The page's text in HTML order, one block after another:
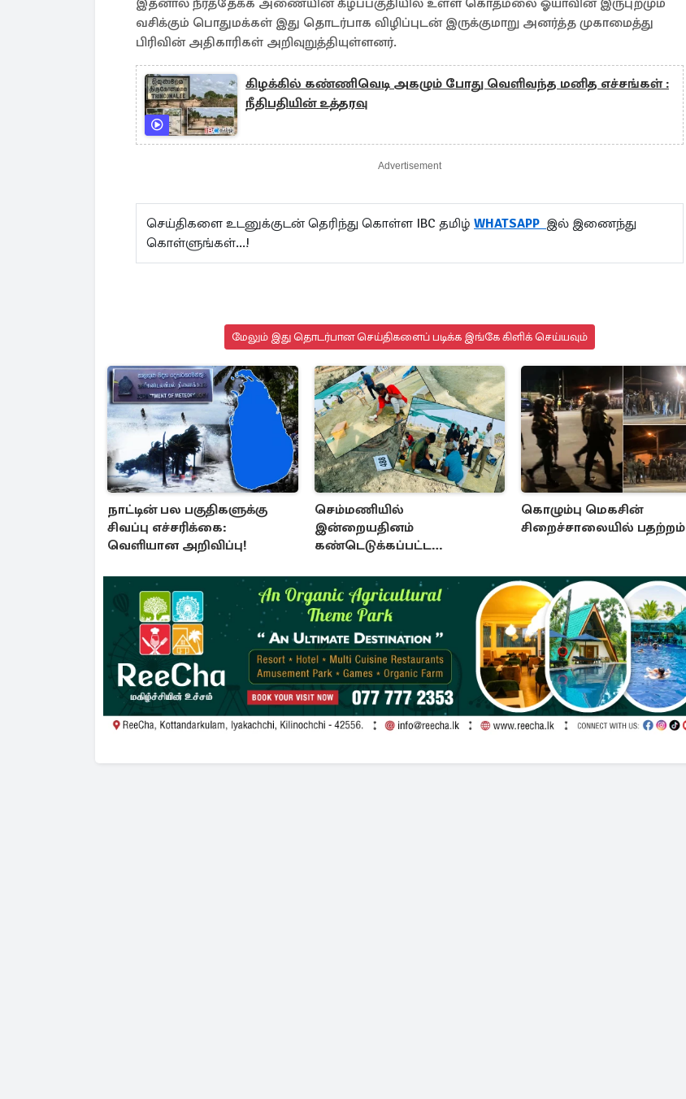
இதனால் நீர்த்தேக்க அணையின் கீழ்ப்பகுதியில் உள்ள கொத்மலை ஓயாவின் இருபுறமும்
வசிக்கும் பொதுமக்கள் இது தொடர்பாக விழிப்புடன் இருக்குமாறு அனர்த்த முகாமைத்து
பிரிவின் அதிகாரிகள் அறிவுறுத்தியுள்ளனர்.
கிழக்கில் கண்ணிவெடி அகழும் போது வெளிவந்த மனித எச்சங்கள் :
நீதிபதியின் உத்தரவு
Advertisement
செய்திகளை உடனுக்குடன் தெரிந்து கொள்ள IBC தமிழ் WHATSAPP இல் இணைந்து
கொள்ளுங்கள்...!
மேலும் இது தொடர்பான செய்திகளைப் படிக்க இங்கே கிளிக் செய்யவும்
நாட்டின் பல பகுதிகளுக்கு
சிவப்பு எச்சரிக்கை:
வெளியான அறிவிப்பு!
செம்மணியில்
இன்றையதினம்
கண்டெடுக்கப்பட்ட
கொழும்பு மெகசின்
சிறைச்சாலையில் பதற்றம்